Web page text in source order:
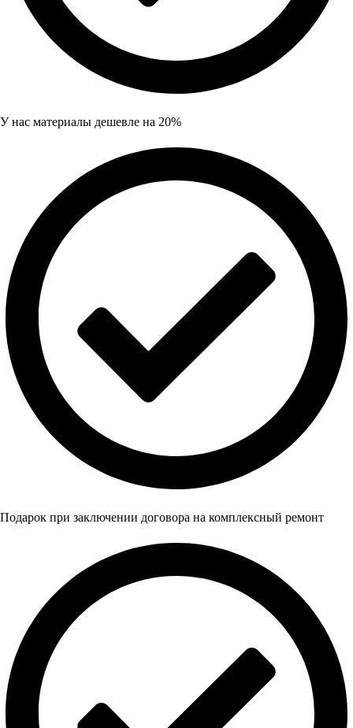
У нас материалы дешевле на 20%
Подарок при заключении договора на комплексный ремонт